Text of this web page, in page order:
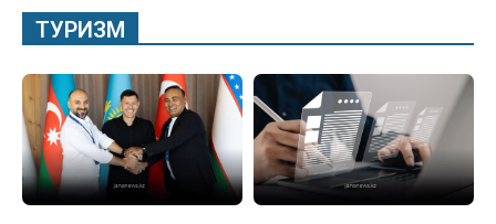
ТУРИЗМ